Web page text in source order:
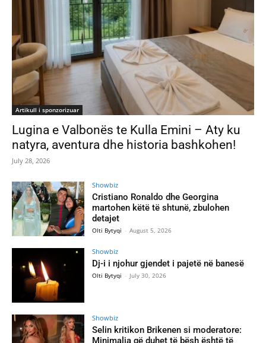
Artikull i sponzorizuar
Lugina e Valbonës te Kulla Emini – Aty ku
natyra, aventura dhe historia bashkohen!
July 28, 2026
Showbiz
Cristiano Ronaldo dhe Georgina
martohen këtë të shtunë, zbulohen
detajet
Olti Bytyqi - August 5, 2026
Showbiz
Dj-i i njohur gjendet i pajetë në banesë
Olti Bytyqi - July 30, 2026
Showbiz
Selin kritikon Brikenen si moderatore:
Minimalja që duhet të bësh është të